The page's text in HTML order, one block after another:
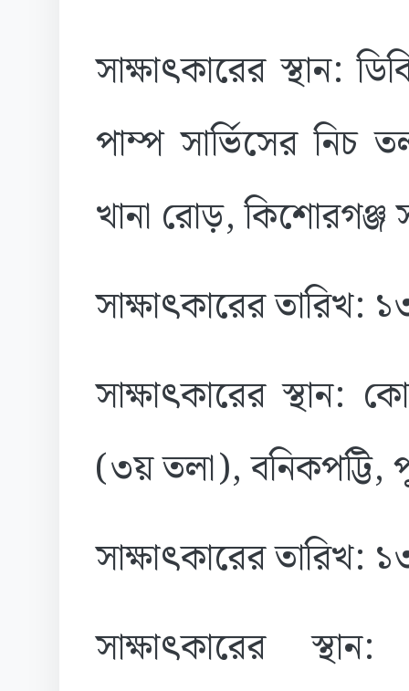
সাক্ষাৎকারের
পাম্প সার্ভিসের
খানা রোড়, কিশোরগঞ্জ
সাক্ষাৎকারের তারিখ:
সাক্ষাৎকারের স্থান:
(৩য় তলা), বনিকপট্টি,
সাক্ষাৎকারের তারিখ:
সাক্ষাৎকারের